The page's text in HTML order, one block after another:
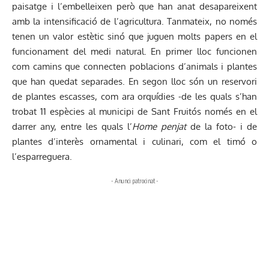
paisatge i l’embelleixen però que han anat desapareixent
amb la intensificació de l’agricultura. Tanmateix, no només
tenen un valor estètic sinó que juguen molts papers en el
funcionament del medi natural. En primer lloc funcionen
com camins que connecten poblacions d’animals i plantes
que han quedat separades. En segon lloc són un reservori
de plantes escasses, com ara orquídies -de les quals s’han
trobat 11 espècies al municipi de Sant Fruitós només en el
darrer any, entre les quals l’Home penjat de la foto- i de
plantes d’interès ornamental i culinari, com el timó o
l’esparreguera.
- Anunci patrocinat -